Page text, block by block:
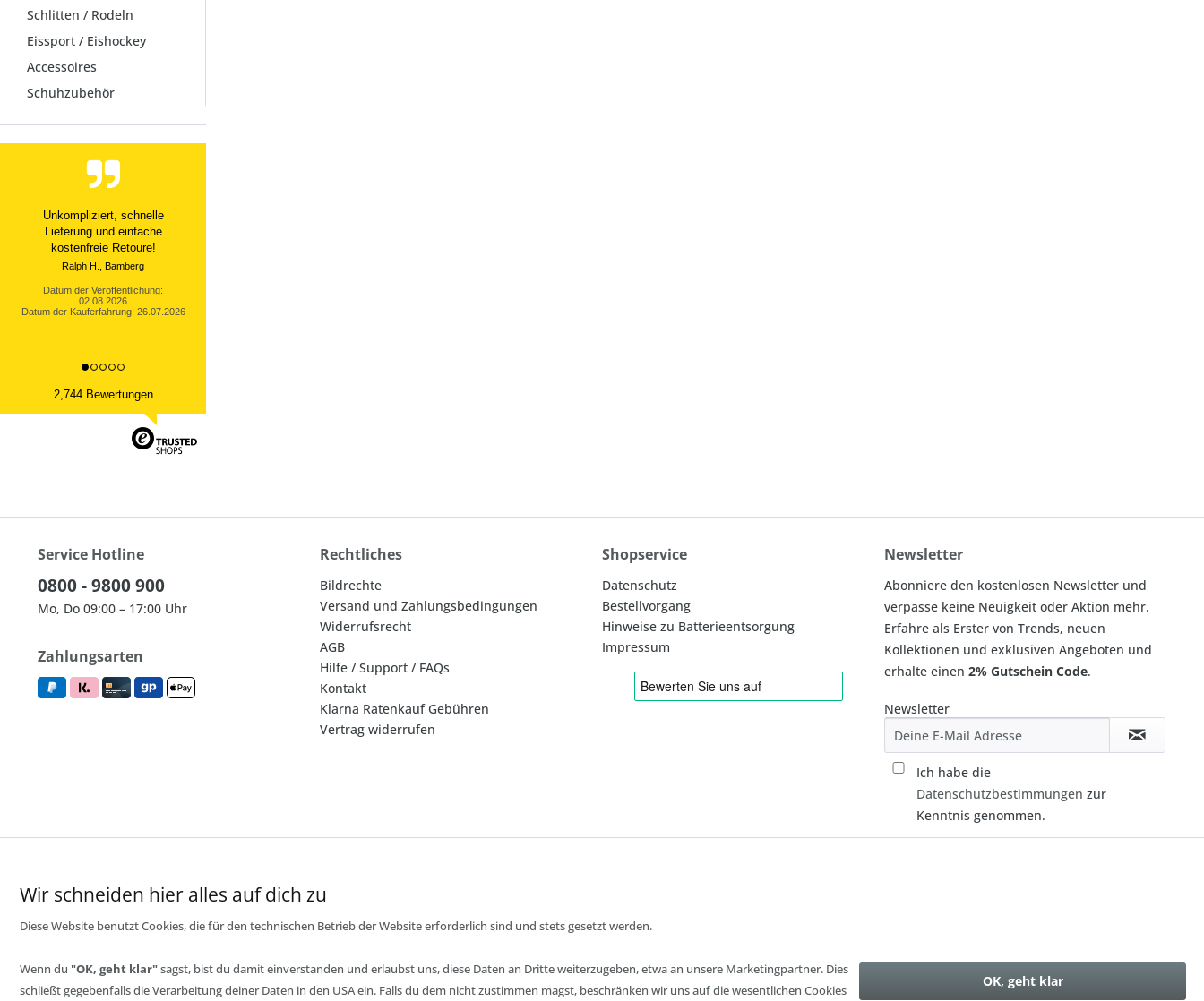
Schlitten / Rodeln
Eissport / Eishockey
Accessoires
Schuhzubehör
Ware sehr gut, schneller
Versand, bei mir hat alles
geklappt
Datum der Veröffentlichung:
02.08.2026
Datum der Kauferfahrung: 25.07.2026
2,744 Bewertungen
Service Hotline
0800 - 9800 900
Mo, Do 09:00 – 17:00 Uhr
Zahlungsarten
Rechtliches
Bildrechte
Versand und Zahlungsbedingungen
Widerrufsrecht
AGB
Hilfe / Support / FAQs
Kontakt
Klarna Ratenkauf Gebühren
Vertrag widerrufen
Shopservice
Datenschutz
Bestellvorgang
Hinweise zu Batterieentsorgung
Impressum
Newsletter
Abonniere den kostenlosen Newsletter und
verpasse keine Neuigkeit oder Aktion mehr.
Erfahre als Erster von Trends, neuen
Kollektionen und exklusiven Angeboten und
erhalte einen 2% Gutschein Code.
Newsletter
Ich habe die
Datenschutzbestimmungen zur
Kenntnis genommen.
Wir schneiden hier alles auf dich zu
Diese Website benutzt Cookies, die für den technischen Betrieb der Website erforderlich sind und stets gesetzt werden.
Wenn du "OK, geht klar"sagst, bist du damit einverstanden und erlaubst uns, diese Daten an Dritte weiterzugeben, etwa an unsere Marketingpartner. Dies
schließt gegebenfalls die Verarbeitung deiner Daten in den USA ein. Falls du dem nicht zustimmen magst, beschränken wir uns auf die wesentlichen Cookies
OK, geht klar